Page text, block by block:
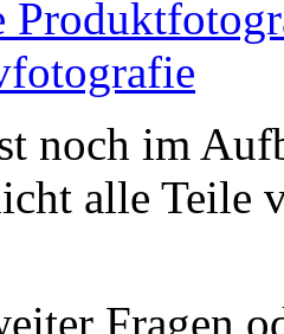
noch im
alle Teile
Fragen